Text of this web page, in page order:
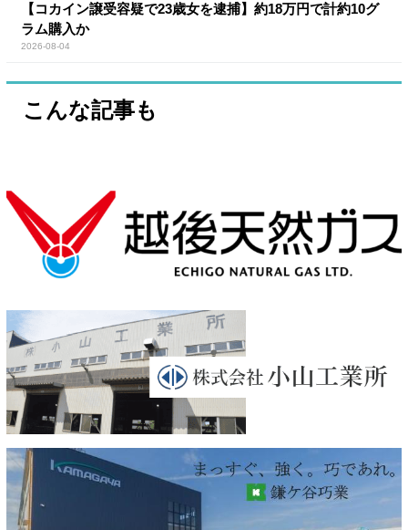
【コカイン譲受容疑で23歳女を逮捕】約18万円で計約10グ
ラム購入か
2026-08-04
こんな記事も